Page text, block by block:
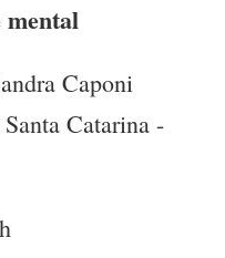
mental
Caponi
Catarina -